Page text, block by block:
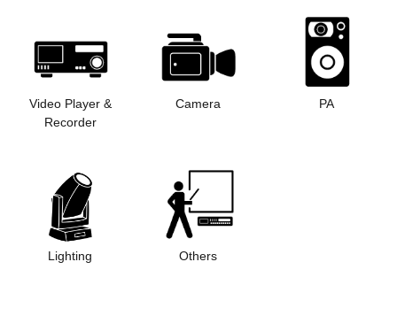
Video Player &
Recorder
Camera PA
Lighting Others